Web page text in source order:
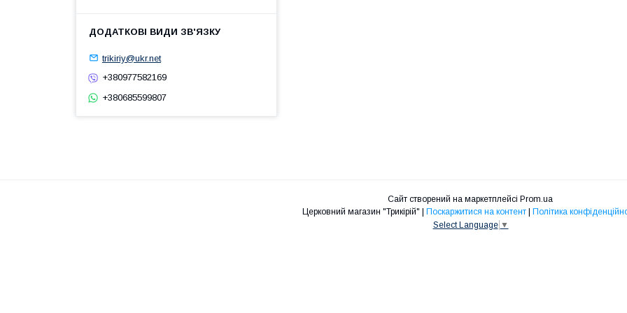
trikiriy@ukr.net
+380977582169
+380685599807
Сайт створений на маркетплейсі Prom.ua
Поскаржитися на контент
Політика
Select Language ▼